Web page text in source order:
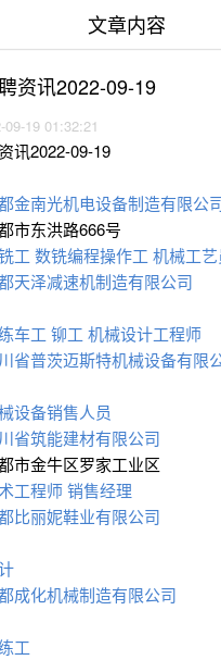
文章内容
资讯2022-09-19
19 01:32:21
讯2022-09-19
金南光机电设备制造有限公
市东洪路666号
工 数铣编程操作工 机械工艺
天泽减速机制造有限公司
车工 铆工 机械设计工程师
省普茨迈斯特机械设备有限
设备销售人员
省筑能建材有限公司
市金牛区罗家工业区
工程师销售经理
比丽妮鞋业有限公司
成化机械制造有限公司
工